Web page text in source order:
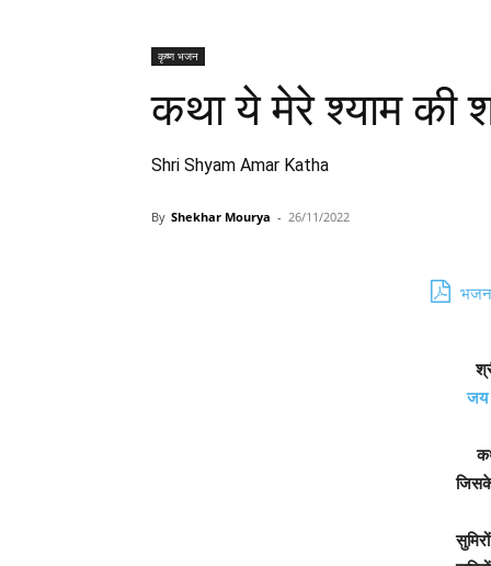
कृष्ण भजन
कथा ये मेरे श्याम की
Shri Shyam Amar Katha
By Shekhar Mourya - 26/11/2022
भजन
जय